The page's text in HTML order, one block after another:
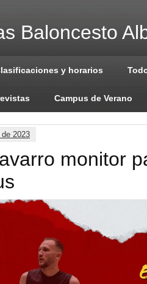
Baloncesto
y horarios
Campus de Verano
2023
monitor